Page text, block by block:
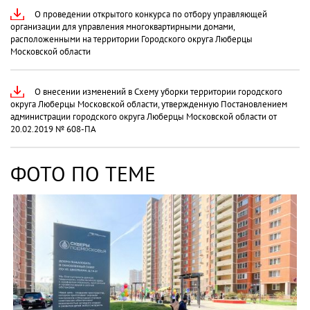
О проведении открытого конкурса по отбору управляющей
организации для управления многоквартирными домами,
расположенными на территории Городского округа Люберцы
Московской области
О внесении изменений в Схему уборки территории городского
округа Люберцы Московской области, утвержденную Постановлением
администрации городского округа Люберцы Московской области от
20.02.2019 № 608-ПА
ФОТО ПО ТЕМЕ